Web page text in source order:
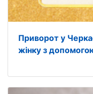
Приворот у
жінку з